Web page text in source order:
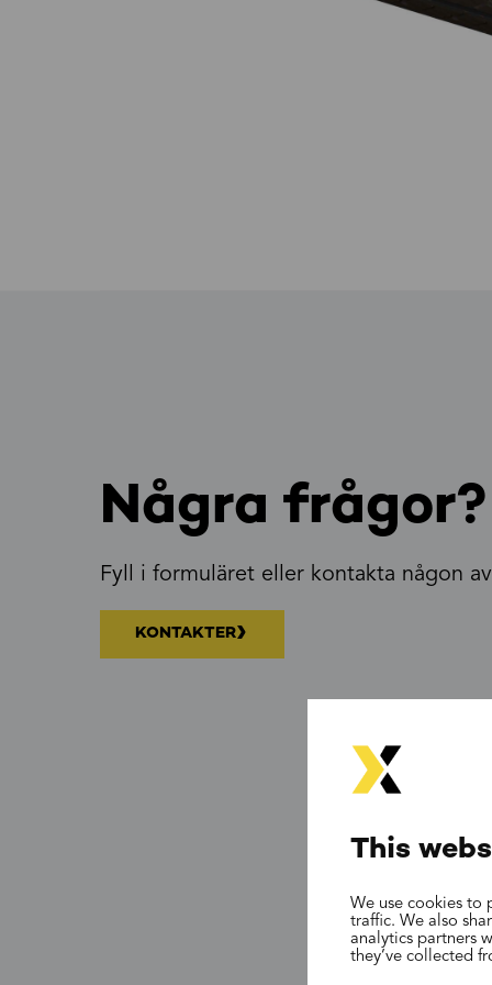
This
We use cookies to
traffic. We also
analytics partners
they’ve collected
Några frågor?
Fyll i formuläret eller kontakta någon
KONTAKTER